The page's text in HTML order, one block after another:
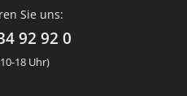
Sie uns:
92 92 0
18 Uhr)